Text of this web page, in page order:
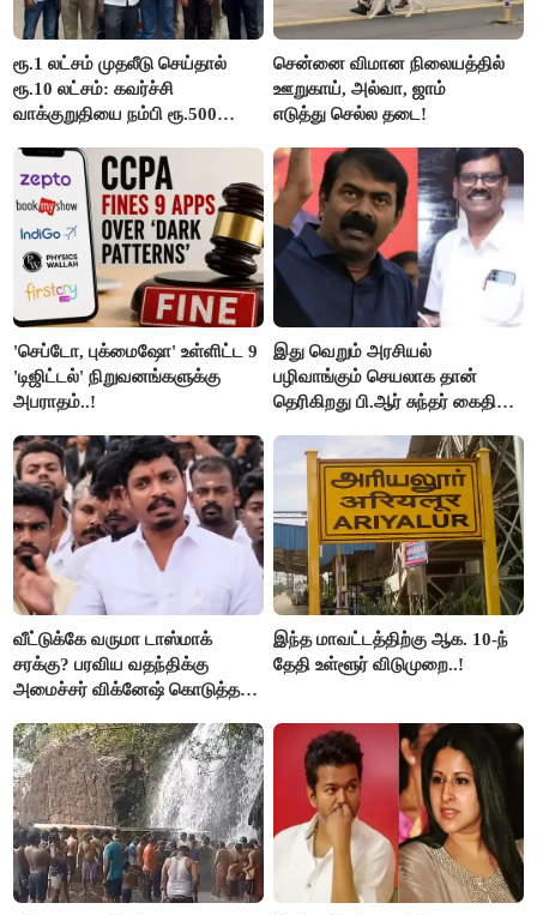
ரூ.1 லட்சம் முதலீடு செய்தால்
ரூ.10 லட்சம்: கவர்ச்சி
வாக்குறுதியை நம்பி ரூ.500
மக்கள்!
சென்னை விமான நிலையத்தில்
ஊறுகாய், அல்வா, ஜாம்
எடுத்து செல்ல தடை!
'செப்டோ, புக்மைஷோ' உள்ளிட்ட 9
'டிஜிட்டல்' நிறுவனங்களுக்கு
அபராதம்..!
இது வெறும் அரசியல்
பழிவாங்கும் செயலாக தான்
தெரிகிறது பி.ஆர் சுந்தர் கைதிற்கு
வீட்டுக்கே வருமா டாஸ்மாக்
சரக்கு? பரவிய வதந்திக்கு
அமைச்சர் விக்னேஷ் கொடுத்த
இந்த மாவட்டத்திற்கு ஆக. 10-ந்
தேதி உள்ளூர் விடுமுறை..!